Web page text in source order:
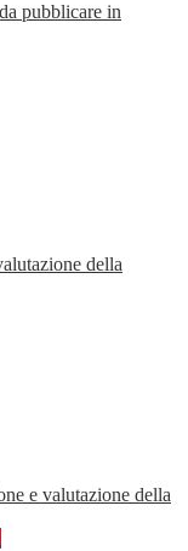
pubblicare in
della
e valutazione della